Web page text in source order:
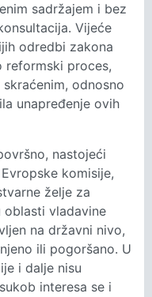
sadržajem i bez
Vijeće
odredbi zakona
reformski proces,
odnosno
unapređenje ovih
nastojeći
komisije,
želje za
oblasti vladavine
na državni nivo,
ili pogoršano. U
i dalje nisu
interesa se i